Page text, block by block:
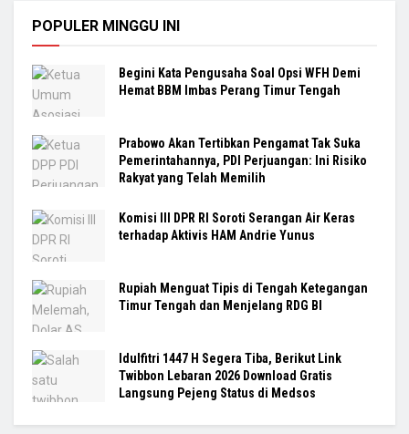
POPULER MINGGU INI
Begini Kata Pengusaha Soal Opsi WFH Demi
Hemat BBM Imbas Perang Timur Tengah
Prabowo Akan Tertibkan Pengamat Tak Suka
Pemerintahannya, PDI Perjuangan: Ini Risiko
Rakyat yang Telah Memilih
Komisi III DPR RI Soroti Serangan Air Keras
terhadap Aktivis HAM Andrie Yunus
Rupiah Menguat Tipis di Tengah Ketegangan
Timur Tengah dan Menjelang RDG BI
Idulfitri 1447 H Segera Tiba, Berikut Link
Twibbon Lebaran 2026 Download Gratis
Langsung Pejeng Status di Medsos